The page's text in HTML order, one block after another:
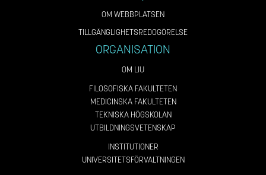
OM WEBBPLATSEN
TILLGÄNGLIGHETSREDOGÖRELSE
ORGANISATION
OM LIU
FILOSOFISKA FAKULTETEN
MEDICINSKA FAKULTETEN
TEKNISKA HÖGSKOLAN
UTBILDNINGSVETENSKAP
INSTITUTIONER
UNIVERSITETSFÖRVALTNINGEN